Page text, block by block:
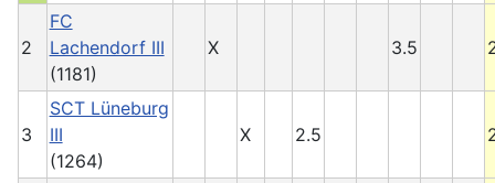
2
FC
Lachendorf III
(1181)
X 3.5
3
SCT Lüneburg
III
(1264)
X 2.5